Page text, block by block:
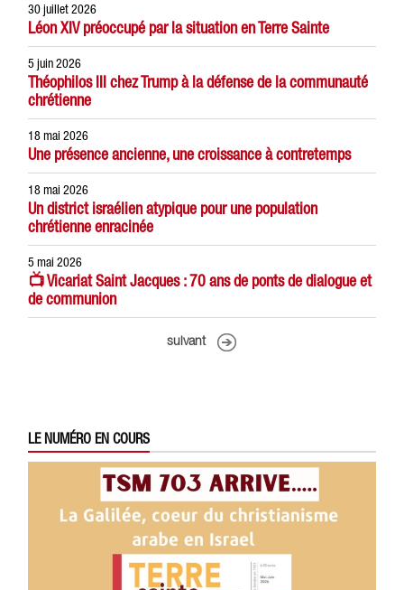
30 juillet 2026
Léon XIV préoccupé par la situation en Terre Sainte
5 juin 2026
Théophilos III chez Trump à la défense de la communauté
chrétienne
18 mai 2026
Une présence ancienne, une croissance à contretemps
18 mai 2026
Un district israélien atypique pour une population
chrétienne enracinée
5 mai 2026
📺 Vicariat Saint Jacques : 70 ans de ponts de dialogue et
de communion
suivant
LE NUMÉRO EN COURS